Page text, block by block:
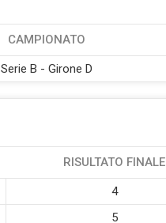
CAMPIONATO
Serie B - Girone D
RISULTATO FINALE
4
5